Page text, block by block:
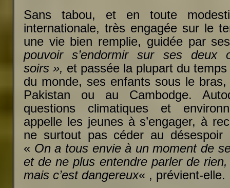
Sans tabou, et en toute
internationale, très engagée sur le
une vie bien remplie, guidée par
pouvoir s’endormir sur ses deux
soirs », et passée la plupart du
du monde, ses enfants sous le
Pakistan ou au Cambodge.
questions climatiques et
appelle les jeunes à s’engager, à
ne surtout pas céder au désespoir
« On a tous envie à un moment de
et de ne plus entendre parler de
mais c’est dangereux« , prévient-elle.